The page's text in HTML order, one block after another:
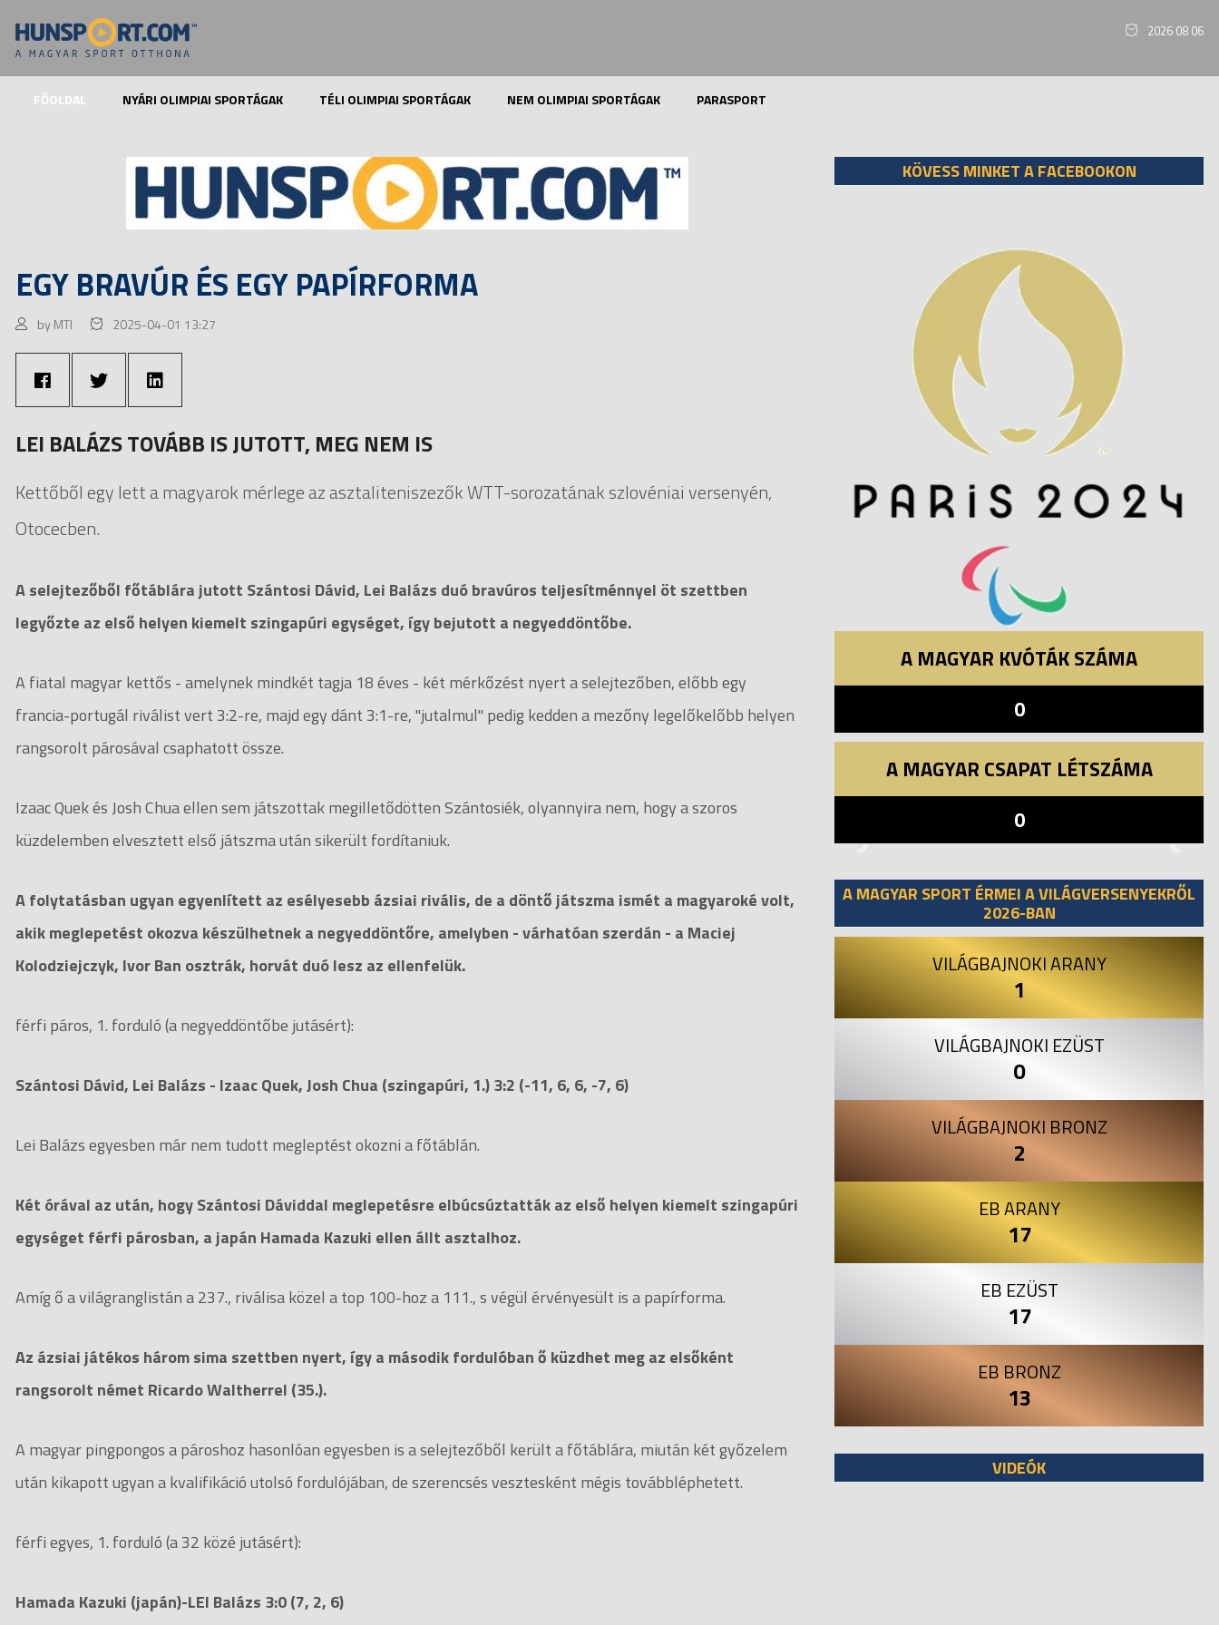
2026 08 06
FŐOLDAL NYÁRI OLIMPIAI SPORTÁGAK TÉLI OLIMPIAI SPORTÁGAK NEM OLIMPIAI SPORTÁGAK PARASPORT
EGY BRAVÚR ÉS EGY PAPÍRFORMA
by MTI 2025-04-01 13:27
LEI BALÁZS TOVÁBB IS JUTOTT, MEG NEM IS
Kettőből egy lett a magyarok mérlege az asztaliteniszezők WTT-sorozatának szlovéniai versenyén,
Otocecben.
A selejtezőből főtáblára jutott Szántosi Dávid, Lei Balázs duó bravúros teljesítménnyel öt szettben
legyőzte az első helyen kiemelt szingapúri egységet, így bejutott a negyeddöntőbe.
A fiatal magyar kettős - amelynek mindkét tagja 18 éves - két mérkőzést nyert a selejtezőben, előbb egy
francia-portugál riválist vert 3:2-re, majd egy dánt 3:1-re, "jutalmul" pedig kedden a mezőny legelőkelőbb helyen
rangsorolt párosával csaphatott össze.
Izaac Quek és Josh Chua ellen sem játszottak megilletődötten Szántosiék, olyannyira nem, hogy a szoros
küzdelemben elvesztett első játszma után sikerült fordítaniuk.
A folytatásban ugyan egyenlített az esélyesebb ázsiai rivális, de a döntő játszma ismét a magyaroké volt,
akik meglepetést okozva készülhetnek a negyeddöntőre, amelyben - várhatóan szerdán - a Maciej
Kolodziejczyk, Ivor Ban osztrák, horvát duó lesz az ellenfelük.
férfi páros, 1. forduló (a negyeddöntőbe jutásért):
Szántosi Dávid, Lei Balázs - Izaac Quek, Josh Chua (szingapúri, 1.) 3:2 (-11, 6, 6, -7, 6)
Lei Balázs egyesben már nem tudott megleptést okozni a főtáblán.
Két órával az után, hogy Szántosi Dáviddal meglepetésre elbúcsúztatták az első helyen kiemelt szingapúri
egységet férfi párosban, a japán Hamada Kazuki ellen állt asztalhoz.
Amíg ő a világranglistán a 237., riválisa közel a top 100-hoz a 111., s végül érvényesült is a papírforma.
Az ázsiai játékos három sima szettben nyert, így a második fordulóban ő küzdhet meg az elsőként
rangsorolt német Ricardo Waltherrel (35.).
A magyar pingpongos a pároshoz hasonlóan egyesben is a selejtezőből került a főtáblára, miután két győzelem
után kikapott ugyan a kvalifikáció utolsó fordulójában, de szerencsés vesztesként mégis továbbléphetett.
férfi egyes, 1. forduló (a 32 közé jutásért):
Hamada Kazuki (japán)-LEI Balázs 3:0 (7, 2, 6)
KÖVESS MINKET A FACEBOOKON
A MAGYAR KVÓTÁK SZÁMA
0
A MAGYAR CSAPAT LÉTSZÁMA
0
A MAGYAR SPORT ÉRMEI A VILÁGVERSENYEKRŐL
2026-BAN
VILÁGBAJNOKI ARANY
1
VILÁGBAJNOKI EZÜST
0
VILÁGBAJNOKI BRONZ
2
EB ARANY
17
EB EZÜST
17
EB BRONZ
13
VIDEÓK